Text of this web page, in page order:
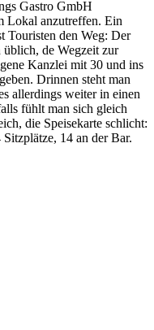
Gastro GmbH
Lokal anzutreffen. Ein
Touristen den Weg: Der
de Wegzeit zur
Kanzlei mit 30 und ins
Drinnen steht man
allerdings weiter in einen
fühlt man sich gleich
die Speisekarte schlicht:
14 an der Bar.